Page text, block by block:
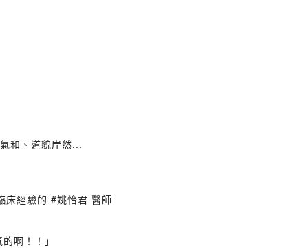
和​、道貌岸然...
床經驗的 #姚怡君 醫師
啊！！」​